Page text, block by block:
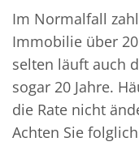
Im Normalfall
Immobilie über
selten läuft auch
sogar 20 Jahre.
die Rate nicht
Achten Sie